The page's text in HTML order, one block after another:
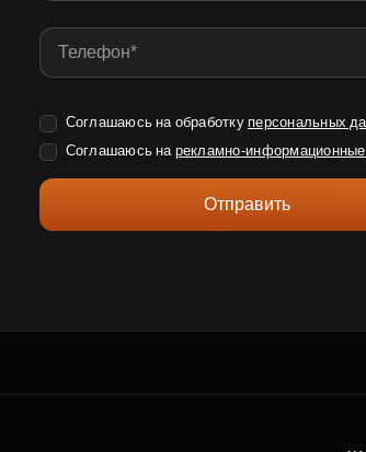
Соглашаюсь на обработку персональных
Соглашаюсь на рекламно-
Отправить